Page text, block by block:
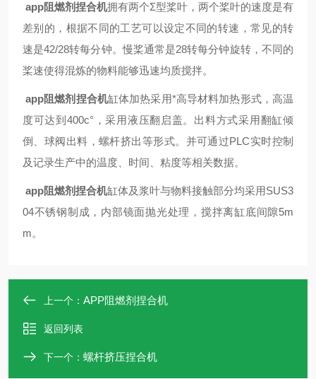
app阻燃剂捏合机拥有两个Σ型桨叶，两个桨叶的速度是有
差别的，根据不同的工艺可以设定不同的转速，常见的转
速是42/28转每分钟。慢桨通常是28转每分钟旋转，不同的
桨速使得混炼的物料能够迅速均质搅拌。
app阻燃剂捏合机缸体加热采用*高导材料加热形式，高温
度可达到400c°，采用液压翻启盖。出料方式采用翻缸倾
倒、球阀出料，螺杆挤出等形式。并可通过PLC实时控制
及记录生产中的温度、时间、粘度等相关数据。
app阻燃剂捏合机缸体及浆叶与物料接触部分均采用SUS3
04不锈钢制成，内部镜面抛光处理，搅拌离缸底间隙5m
m。
上一个： APP阻燃剂捏合机
返回列表
下一个： 螺杆挤压捏合机